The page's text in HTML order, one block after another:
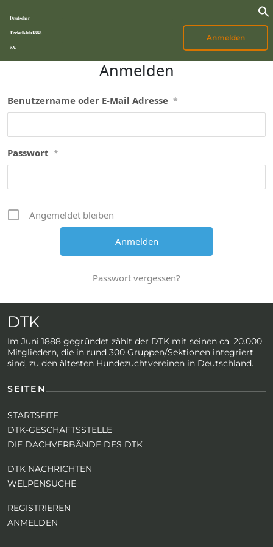
Deutscher
Teckelklub 1888
e.V.
Anmelden
Anmelden
Benutzername oder E-Mail Adresse *
Passwort *
Angemeldet bleiben
Passwort vergessen?
DTK
Im Juni 1888 gegründet zählt der DTK mit seinen ca. 20.000
Mitgliedern, die in rund 300 Gruppen/Sektionen integriert
sind, zu den ältesten Hundezuchtvereinen in Deutschland.
SEITEN
STARTSEITE
DTK-GESCHÄFTSSTELLE
DIE DACHVERBÄNDE DES DTK
DTK NACHRICHTEN
WELPENSUCHE
REGISTRIEREN
ANMELDEN